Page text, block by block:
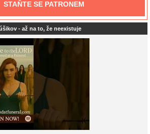
STAŇTE SE PATRONEM
- až na to, že neexistuje